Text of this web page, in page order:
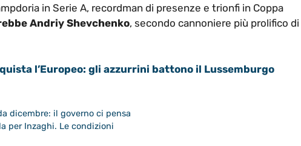
in Serie A, recordman di presenze e trionfi in Coppa
Andriy Shevchenko, secondo cannoniere più prolifico di
l’Europeo: gli azzurrini battono il Lussemburgo
dicembre: il governo ci pensa
per Inzaghi. Le condizioni